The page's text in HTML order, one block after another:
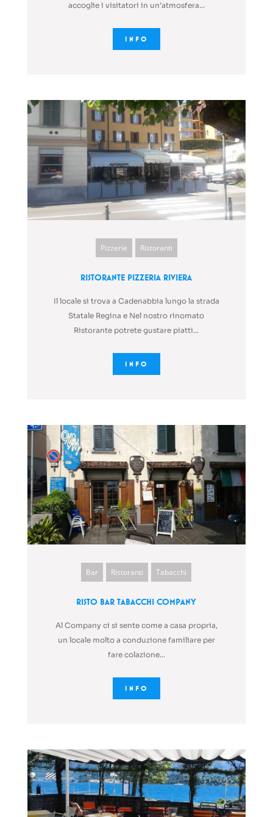
accoglie i visitatori in un’atmosfera...
INFO
Pizzerie Ristoranti
Ristorante Pizzeria Riviera
Il locale si trova a Cadenabbia lungo la strada
Statale Regina e Nel nostro rinomato
Ristorante potrete gustare piatti...
INFO
Bar Ristoranti Tabacchi
Risto Bar Tabacchi Company
Al Company ci si sente come a casa propria,
un locale molto a conduzione familiare per
fare colazione...
INFO